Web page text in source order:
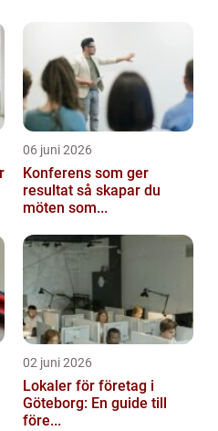
06 juni 2026
Konferens som ger
resultat så skapar du
möten som...
02 juni 2026
Lokaler för företag i
Göteborg: En guide till
före...